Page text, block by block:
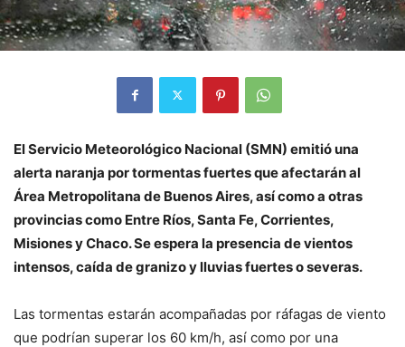
El Servicio Meteorológico Nacional (SMN) emitió una
alerta naranja por tormentas fuertes que afectarán al
Área Metropolitana de Buenos Aires, así como a otras
provincias como Entre Ríos, Santa Fe, Corrientes,
Misiones y Chaco. Se espera la presencia de vientos
intensos, caída de granizo y lluvias fuertes o severas.
Las tormentas estarán acompañadas por ráfagas de viento
que podrían superar los 60 km/h, así como por una